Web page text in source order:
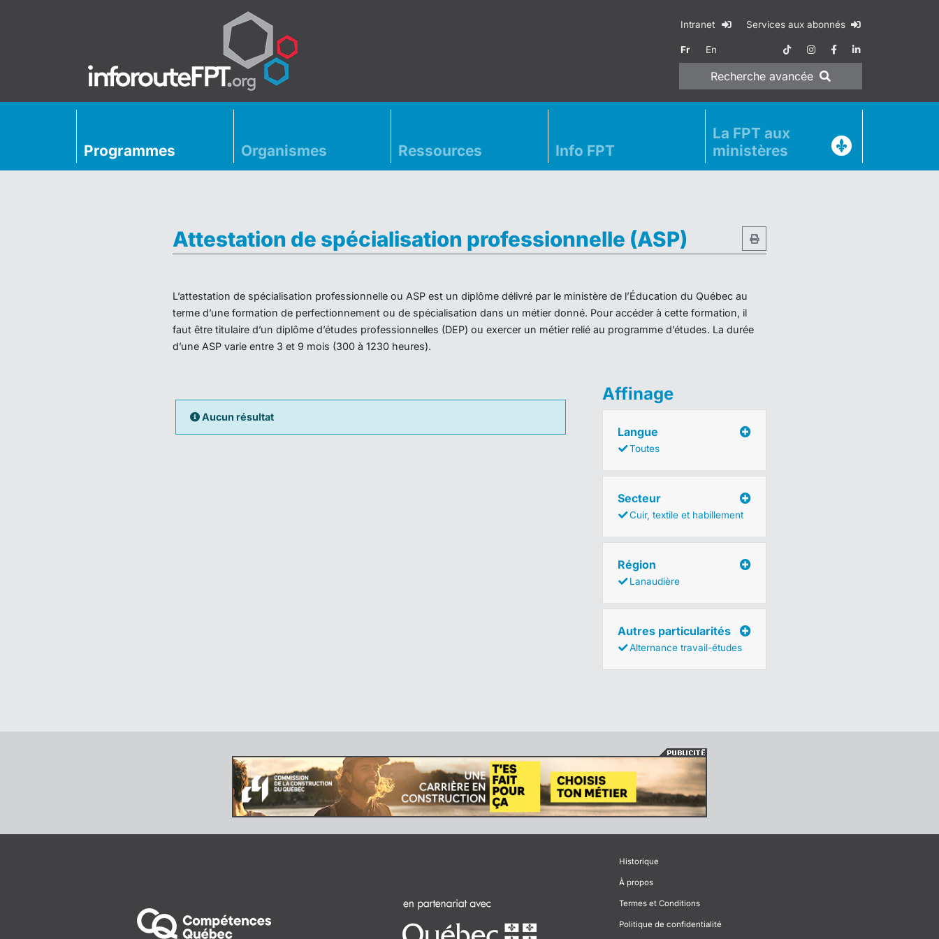
Intranet Services aux abonnés
Fr En
Recherche avancée
Programmes Organismes Ressources Info FPT
La FPT aux
ministères
Attestation de spécialisation professionnelle (ASP)
L’attestation de spécialisation professionnelle ou ASP est un diplôme délivré par le ministère de l’Éducation du Québec au
terme d’une formation de perfectionnement ou de spécialisation dans un métier donné. Pour accéder à cette formation, il
faut être titulaire d’un diplôme d’études professionnelles (DEP) ou exercer un métier relié au programme d’études. La durée
d’une ASP varie entre 3 et 9 mois (300 à 1230 heures).
Aucun résultat
Affinage
Langue
Toutes
Secteur
Cuir, textile et habillement
Région
Lanaudière
Autres particularités
Alternance travail-études
Historique
À propos
Termes et Conditions
Politique de confidentialité